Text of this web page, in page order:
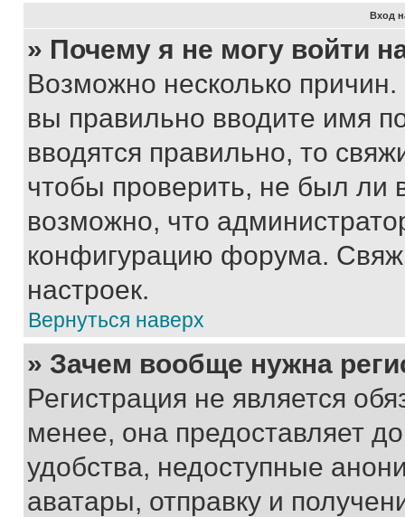
Вход
» Почему я не могу войти
Возможно несколько
вы правильно вводите имя
вводятся правильно, то
чтобы проверить, не был ли
возможно, что
конфигурацию форума.
настроек.
Вернуться наверх
» Зачем вообще нужна
Регистрация не является
менее, она предоставляет
удобства, недоступные
аватары, отправку и